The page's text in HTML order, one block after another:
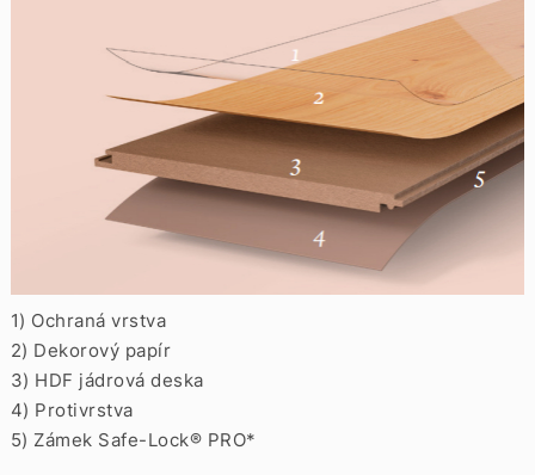
1) Ochraná vrstva
2) Dekorový papír
3) HDF jádrová deska
4) Protivrstva
5) Zámek Safe-Lock® PRO*